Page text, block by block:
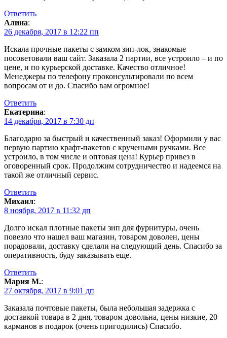
Ответить
Алина:
26 декабря, 2017 в 12:22 пп
Искала прочные пакеты с замком зип-лок, знакомые
посоветовали ваш сайт. Заказала 2 партии, все устроило – и по
цене, и по курьерской доставке. Качество отличное!
Менеджеры по телефону проконсультировали по всем
вопросам от и до. Спасибо вам огромное!
Ответить
Екатерина:
14 декабря, 2017 в 7:30 дп
Благодарю за быстрый и качественный заказ! Оформили у вас
первую партию крафт-пакетов с кручеными ручками. Все
устроило, в том числе и оптовая цена! Курьер привез в
оговоренный срок. Продолжим сотрудничество и надеемся на
такой же отличный сервис.
Ответить
Михаил:
8 ноября, 2017 в 11:32 дп
Долго искал плотные пакеты зип для фурнитуры, очень
повезло что нашел ваш магазин, товаром доволен, цены
порадовали, доставку сделали на следующий день. Спасибо за
оперативность, буду заказывать еще.
Ответить
Мария М.:
27 октября, 2017 в 9:01 дп
Заказала почтовые пакеты, была небольшая задержка с
доставкой товара в 2 дня, товаром довольна, цены низкие, 20
карманов в подарок (очень пригодились) Спасибо.